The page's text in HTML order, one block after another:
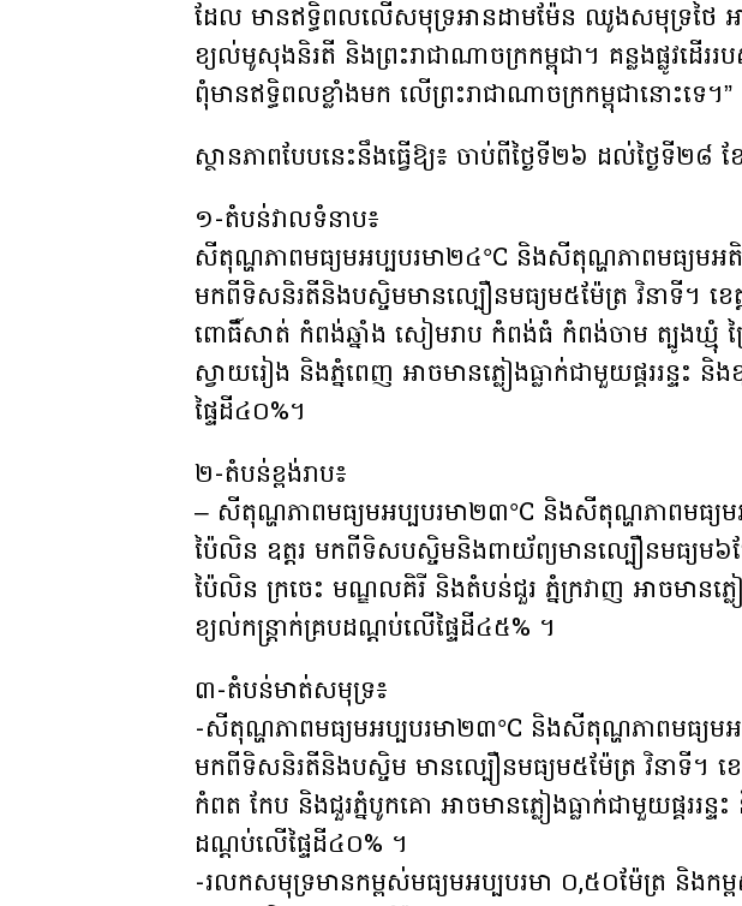
ដែល មានឥទ្ធិពលលើសមុទ្រអានដាមម៉ែន ឈូងសមុទ្រថៃ អា
ខ្យល់មូសុងនិរតី និងព្រះរាជាណាចក្រកម្ពុជា។ គន្លងផ្លូវដើររ
ពុំមានឥទ្ធិពលខ្លាំងមក លើព្រះរាជាណាចក្រកម្ពុជានោះទេ។”
ស្ថានភាពបែបនេះនឹងធ្វើឱ្យ៖ ចាប់ពីថ្ងៃទី២៦ ដល់ថ្ងៃទី២
១-តំបន់វាលទំនាប៖
សីតុណ្ហភាពមធ្យមអប្បបរមា២៤°C និងសីតុណ្ហភាពមធ្យមអ
មកពីទិសនិរតីនិងបស្ចិមមានល្បឿនមធ្យម៥ម៉ែត្រ វិនាទី។ ខេ
ពោធិ៍សាត់ កំពង់ឆ្នាំង សៀមរាប កំពង់ធំ កំពង់ចាម ត្បូងឃ្មុំ ព្
ស្វាយរៀង និងភ្នំពេញ អាចមានភ្លៀងធ្លាក់ជាមួយផ្គររន្ទះ និ
ផ្ទៃដី៤០%។
២-តំបន់ខ្ពង់រាប៖
– សីតុណ្ហភាពមធ្យមអប្បបរមា២៣°C និងសីតុណ្ហភាពមធ្យ
ប៉ៃលិន ឧត្តរ មកពីទិសបស្ចិមនិងពាយ័ព្យមានល្បឿនមធ្យម៦ម៉
ប៉ៃលិន ក្រចេះ មណ្ឌលគិរី និងតំបន់ជួរ ភ្នំក្រវាញ អាចមានភ្លៀ
ខ្យល់កន្ត្រាក់គ្របដណ្តប់លើផ្ទៃដី៤៥% ។
៣-តំបន់មាត់សមុទ្រ៖
-សីតុណ្ហភាពមធ្យមអប្បបរមា២៣°C និងសីតុណ្ហភាពមធ្យម
មកពីទិសនិរតីនិងបស្ចិម មានល្បឿនមធ្យម៥ម៉ែត្រ វិនាទី។ ខ
កំពត កែប និងជួរភ្នំបូកគោ អាចមានភ្លៀងធ្លាក់ជាមួយផ្គររន្ទ
ដណ្តប់លើផ្ទៃដី៤០% ។
-រលកសមុទ្រមានកម្ពស់មធ្យមអប្បបរមា ០,៥០ម៉ែត្រ និងកម្